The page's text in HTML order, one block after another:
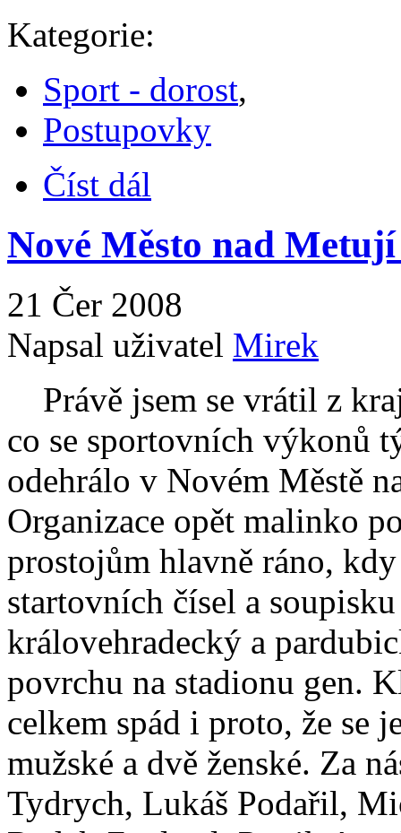
Kategorie:
Sport - dorost,
Postupovky
Číst dál
Nové Město nad
21 Čer 2008
Napsal uživatel Mirek
Právě jsem se vrátil z
co se sportovních výkonů
odehrálo v Novém Městě
Organizace opět malinko
prostojům hlavně ráno,
startovních čísel a
královehradecký a
povrchu na stadionu gen.
celkem spád i proto, že se
mužské a dvě ženské. Za
Tydrych, Lukáš Podařil,